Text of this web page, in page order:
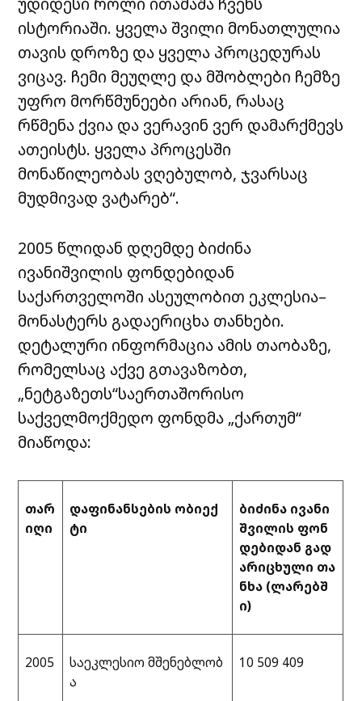
ისტორიაში. ყველა შვილი მონათლულია
თავის დროზე და ყველა პროცედურას
ვიცავ. ჩემი მეუღლე და მშობლები ჩემზე
უფრო მორწმუნეები არიან, რასაც
რწმენა ქვია და ვერავინ ვერ დამარქმევს
ათეისტს. ყველა პროცესში
მონაწილეობას ვღებულობ, ჯვარსაც
მუდმივად ვატარებ“.
2005 წლიდან დღემდე ბიძინა
ივანიშვილის ფონდებიდან
საქართველოში ასეულობით ეკლესია–
მონასტერს გადაერიცხა თანხები.
დეტალური ინფორმაცია ამის თაობაზე,
რომელსაც აქვე გთავაზობთ,
„ნეტგაზეთს“საერთაშორისო
საქველმოქმედო ფონდმა „ქართუმ“
მიაწოდა:
თარ
იღი
დაფინანსების ობიექ
ტი
ბიძინა ივანი
შვილის ფონ
დებიდან გად
არიცხული თა
ნხა (ლარებშ
ი)
2005
საეკლესიო მშენებლობ
ა
10 509 409